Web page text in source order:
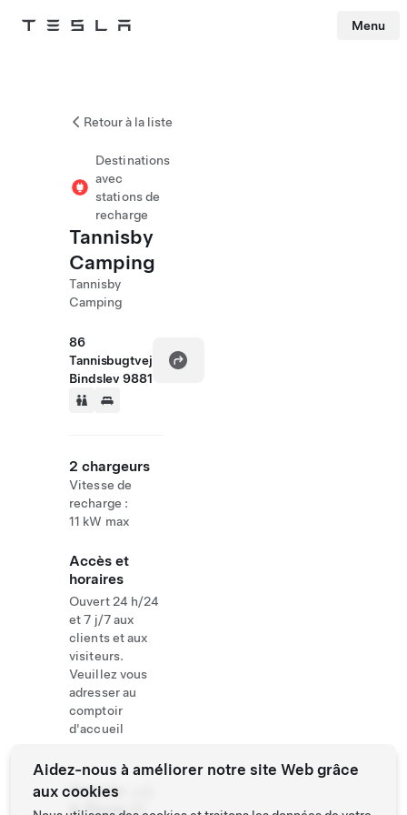
Tesla Menu
Retour à la liste
Destinations
avec
stations de
recharge
Tannisby
Camping
Tannisby
Camping
86
Tannisbugtvej
Bindslev 9881
2 chargeurs
Vitesse de
recharge :
11 kW max
Accès et
horaires
Ouvert 24 h/24
et 7 j/7 aux
clients et aux
visiteurs.
Veuillez vous
adresser au
comptoir
d'accueil
Website
& Phone
Aidez-nous à améliorer notre site Web grâce
aux cookies